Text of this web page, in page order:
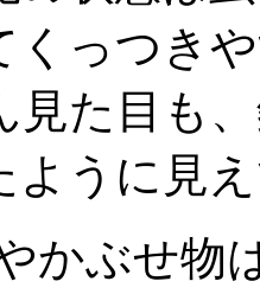
くっつき
見た目も
ように見